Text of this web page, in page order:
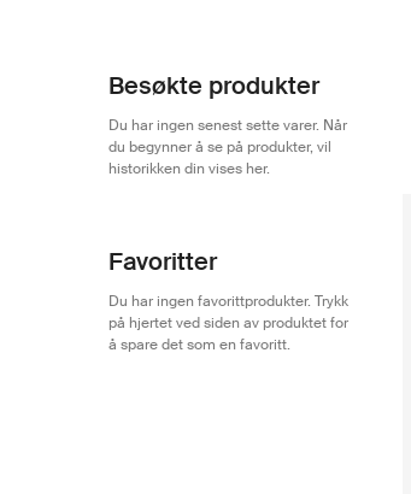
Besøkte produkter
Du har ingen senest sette varer. Når
du begynner å se på produkter, vil
historikken din vises her.
Favoritter
Du har ingen favorittprodukter. Trykk
på hjertet ved siden av produktet for
å spare det som en favoritt.